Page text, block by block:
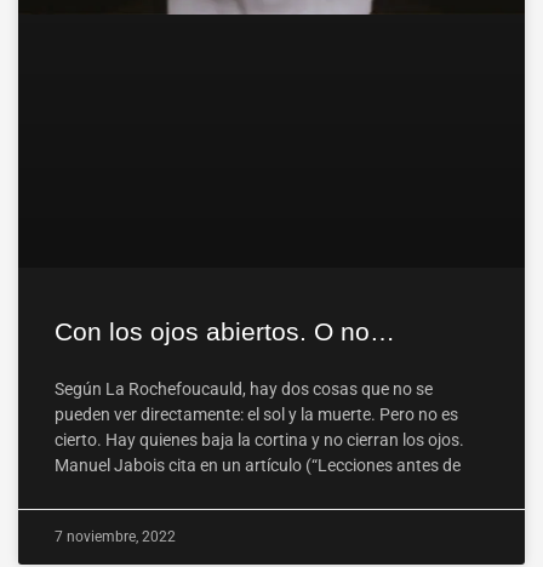
Con los ojos abiertos. O no…
Según La Rochefoucauld, hay dos cosas que no se
pueden ver directamente: el sol y la muerte. Pero no es
cierto. Hay quienes baja la cortina y no cierran los ojos.
Manuel Jabois cita en un artículo (“Lecciones antes de
7 noviembre, 2022